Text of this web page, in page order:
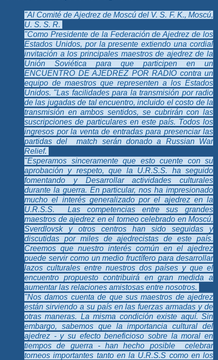
"Al Comité de Ajedrez de Moscú del V. S. F. K., Moscú,
U. S. S. R.
"Como Presidente de la Federación de Ajedrez de los
Estados Unidos, por la presente extiendo una cordial
invitación a los principales maestros de ajedrez de la
Unión Soviética para que participen en un
ENCUENTRO DE AJEDREZ POR RADIO contra un
equipo de maestros que representen a los Estados
Unidos. "Las facilidades para la transmisión por radio
de las jugadas de tal encuentro, incluido el costo de la
transmisión en ambos sentidos, se cubrirán con las
suscripciones de particulares en este país. Todos los
ingresos por la venta de entradas para presenciar las
partidas del match serán donado a Russian War
Relief.
"Esperamos sinceramente que esto cuente con su
aprobación y respeto, que la U.R.S.S. ha seguido
fomentando y Desarrollar actividades culturales
durante la guerra. En particular, nos ha impresionado
mucho el interés generalizado por el ajedrez en la
U.R.S.S. Las competencias entre sus grandes
maestros de ajedrez en el torneo celebrado en Moscú,
Sverdlovsk y otros centros han sido seguidas y
discutidas por miles de ajedrecistas de este país.
Creemos que nuestro interés común en el ajedrez
puede servir como un medio fructífero para desarrollar
lazos culturales entre nuestros dos países y que el
encuentro propuesto contribuirá en gran medida a
aumentar las relaciones amistosas entre nosotros.
"Nos damos cuenta de que sus maestros de ajedrez
están sirviendo a su país en las fuerzas armadas y de
otras maneras. La misma condición existe aquí. Sin
embargo, sabemos que la importancia cultural del
ajedrez - y su efecto beneficioso sobre la moral en
tiempos de guerra - han hecho posible celebrar
torneos importantes tanto en la U.R.S.S como en los